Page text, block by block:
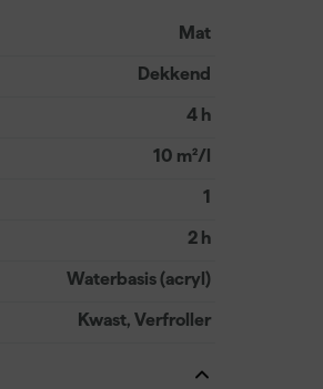
Mat
Dekkend
4 h
10 m²/l
1
2 h
Waterbasis (acryl)
Kwast, Verfroller